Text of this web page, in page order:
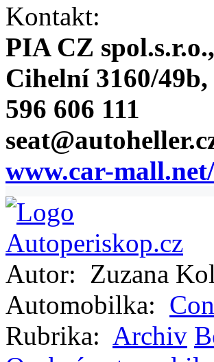
Kontakt:
PIA CZ
Cihelní 3160/
596 606 111
www.car-
Autor: Zuzana
Automobilka:
Rubrika: Archiv